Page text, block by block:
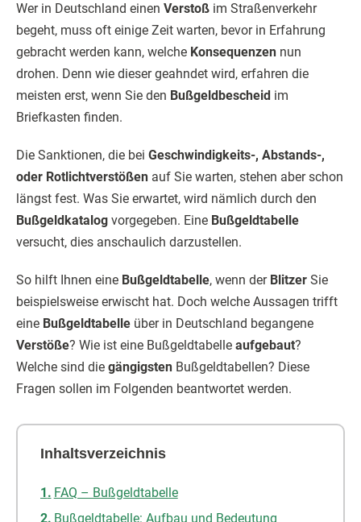
Wer in Deutschland einen Verstoß im Straßenverkehr
begeht, muss oft einige Zeit warten, bevor in Erfahrung
gebracht werden kann, welche Konsequenzen nun
drohen. Denn wie dieser geahndet wird, erfahren die
meisten erst, wenn Sie den Bußgeldbescheid im
Briefkasten finden.
Die Sanktionen, die bei Geschwindigkeits-, Abstands-,
oder Rotlichtverstößen auf Sie warten, stehen aber schon
längst fest. Was Sie erwartet, wird nämlich durch den
Bußgeldkatalog vorgegeben. Eine Bußgeldtabelle
versucht, dies anschaulich darzustellen.
So hilft Ihnen eine Bußgeldtabelle, wenn der Blitzer Sie
beispielsweise erwischt hat. Doch welche Aussagen trifft
eine Bußgeldtabelle über in Deutschland begangene
Verstöße? Wie ist eine Bußgeldtabelle aufgebaut?
Welche sind die gängigsten Bußgeldtabellen? Diese
Fragen sollen im Folgenden beantwortet werden.
Inhaltsverzeichnis
FAQ – Bußgeldtabelle
Bußgeldtabelle: Aufbau und Bedeutung